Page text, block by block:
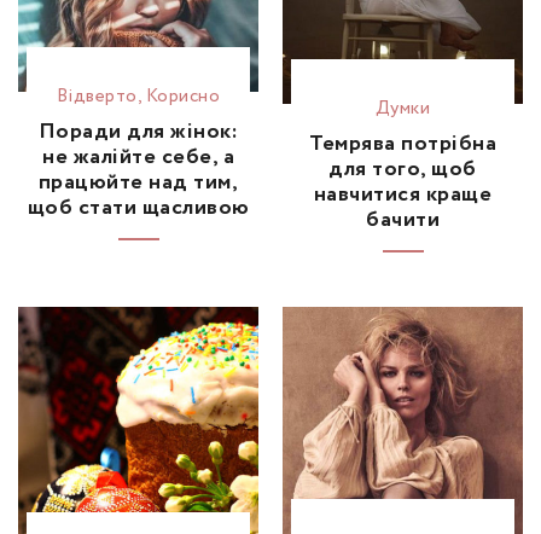
Відвертo, Корисно
Поради для жінок:
не жалійте себе, а
працюйте над тим,
щоб стати щасливою
Думки
Темрява потрібна
для того, щоб
навчитися краще
бачити